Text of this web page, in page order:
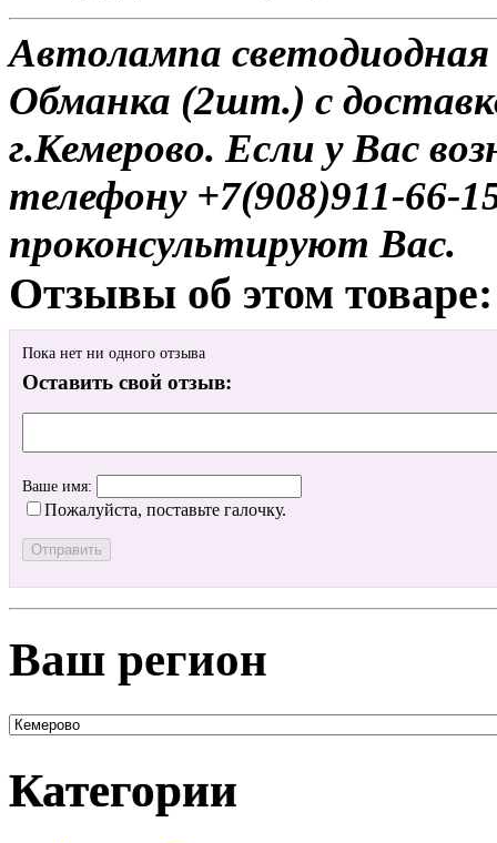
Автолампа
Обманка (2шт.) с
г.Кемерово. Если у Вас
телефону +7(908)911-
проконсультируют Вас.
Отзывы об этом товаре:
Пока нет ни одного отзыва
Оставить свой отзыв:
Ваше имя:
Пожалуйста, поставьте галочку.
Ваш регион
Категории